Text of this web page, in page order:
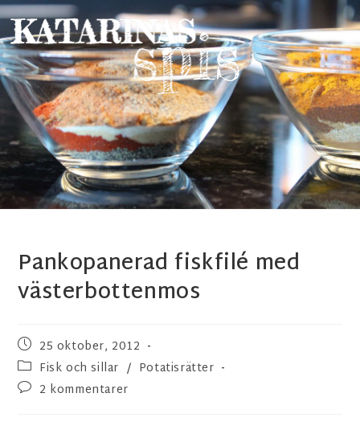
Pankopanerad fiskfilé med
västerbottenmos
25 oktober, 2012
Fisk och sillar / Potatisrätter
2 kommentarer